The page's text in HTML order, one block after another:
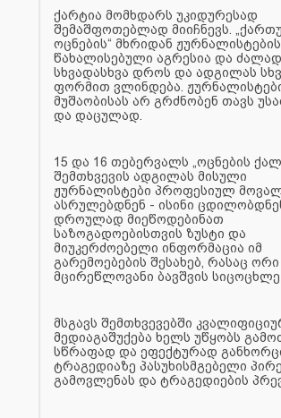
ქარტია მომხდარს უკიდურესად
შემაშფოთებლად მიიჩნევს.
ოცნების“ მხრიდან
წახალისებული აგრესია და
სხვადასხვა დროს და ადგილას
ფორმით ვლინდება.
მუშაობისას არ გრძნობენ თავს
და დაცულად.
15 და 16 თებერვალს „ოცნების
შემთხვევის ადგილას მისული
ჟურნალისტები პროფესიულ
ასრულებდნენ - ისინი
დროულად მიეწოდებინათ
საზოგადოებისთვის ზუსტი და
მიუკერძოებელი ინფორმაცია იმ
გარემოებების შესახებ, რასაც ორი
მცირეწლოვანი ბავშვის სიცოცხლე
მსგავს შემთხვევებში
მედიაგაშუქება ხელს უწყობს
სწრაფად და ეფექტურად
ტრაგედიაზე პასუხისმგებელი
გამოვლენას და ტრაგედიების